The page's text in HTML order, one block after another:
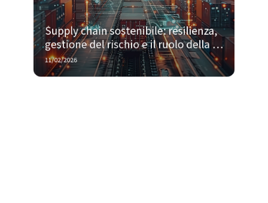
Supply chain sostenibile: resilienza,
gestione del rischio e il ruolo della
tecnologia
11/02/2026